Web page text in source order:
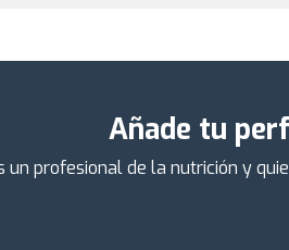
Añade tu
un profesional de la nutrición y